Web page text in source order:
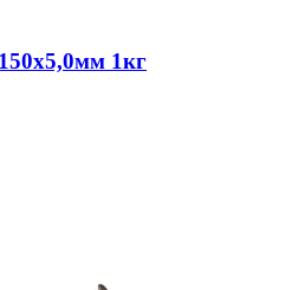
1кг